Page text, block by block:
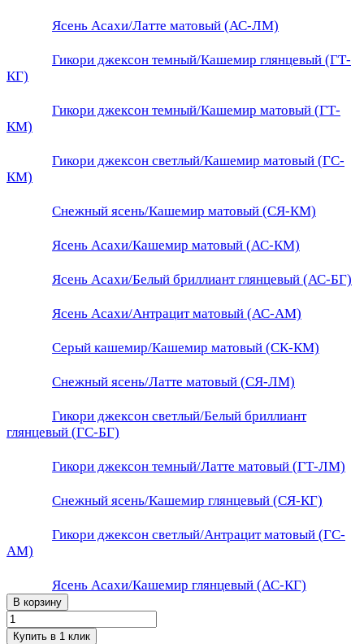
Ясень Асахи/Латте матовый (АС-ЛМ)
Гикори джексон темный/Кашемир глянцевый (ГТ-
КГ)
Гикори джексон темный/Кашемир матовый (ГТ-
КМ)
Гикори джексон светлый/Кашемир матовый (ГС-
КМ)
Снежный ясень/Кашемир матовый (СЯ-КМ)
Ясень Асахи/Кашемир матовый (АС-КМ)
Ясень Асахи/Белый бриллиант глянцевый (АС-БГ)
Ясень Асахи/Антрацит матовый (АС-АМ)
Серый кашемир/Кашемир матовый (СК-КМ)
Снежный ясень/Латте матовый (СЯ-ЛМ)
Гикори джексон светлый/Белый бриллиант
глянцевый (ГС-БГ)
Гикори джексон темный/Латте матовый (ГТ-ЛМ)
Снежный ясень/Кашемир глянцевый (СЯ-КГ)
Гикори джексон светлый/Антрацит матовый (ГС-
АМ)
Ясень Асахи/Кашемир глянцевый (АС-КГ)
В корзину
Купить в 1 клик